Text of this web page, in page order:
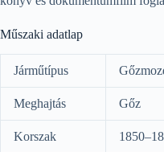
Műszaki adatlap
Járműtípus
Meghajtás Gőz
Korszak